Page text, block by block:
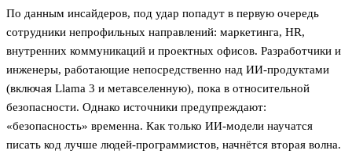
По данным инсайдеров, под удар попадут в первую очередь
сотрудники непрофильных направлений: маркетинга, HR,
внутренних коммуникаций и проектных офисов. Разработчики и
инженеры, работающие непосредственно над ИИ-продуктами
(включая Llama 3 и метавселенную), пока в относительной
безопасности. Однако источники предупреждают:
«безопасность» временна. Как только ИИ-модели научатся
писать код лучше людей-программистов, начнётся вторая волна.